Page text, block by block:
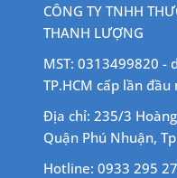
CÔNG TY TNHH
THANH LƯỢNG
MST: 0313499820 -
TP.HCM cấp lần
Địa chỉ: 235/3
Quận Phú Nhuận,
Hotline: 0933 295